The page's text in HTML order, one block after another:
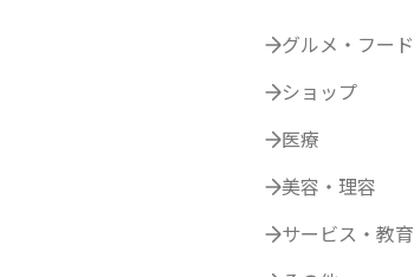
グルメ・フード
ショップ
医療
美容・理容
サービス・教育